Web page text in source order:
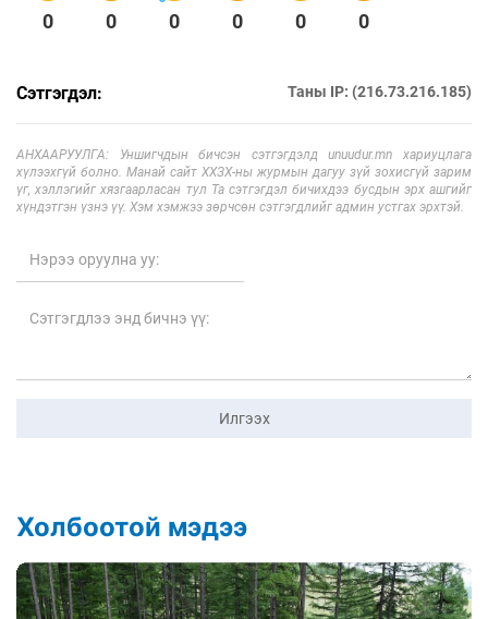
0 0 0 0 0 0
Сэтгэгдэл: Таны IP: (216.73.216.185)
АНХААРУУЛГА: Уншигчдын бичсэн сэтгэгдэлд unuudur.mn хариуцлага
хүлээхгүй болно. Манай сайт ХХЗХ-ны журмын дагуу зүй зохисгүй зарим
үг, хэллэгийг хязгаарласан тул Та сэтгэгдэл бичихдээ бусдын эрх ашгийг
хүндэтгэн үзнэ үү. Хэм хэмжээ зөрчсөн сэтгэгдлийг админ устгах эрхтэй.
Илгээх
Холбоотой мэдээ